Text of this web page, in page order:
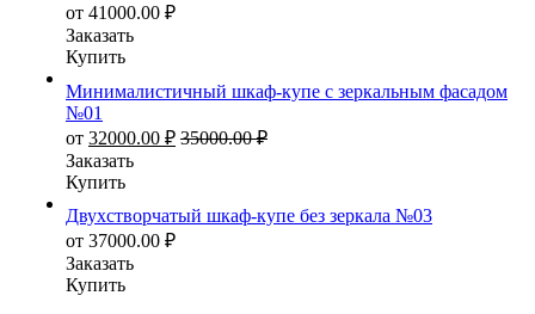
от 41000.00 ₽
Заказать
Купить
Минималистичный шкаф-купе с зеркальным фасадом
№01
от 32000.00 ₽ 35000.00₽
Заказать
Купить
Двухстворчатый шкаф-купе без зеркала №03
от 37000.00 ₽
Заказать
Купить